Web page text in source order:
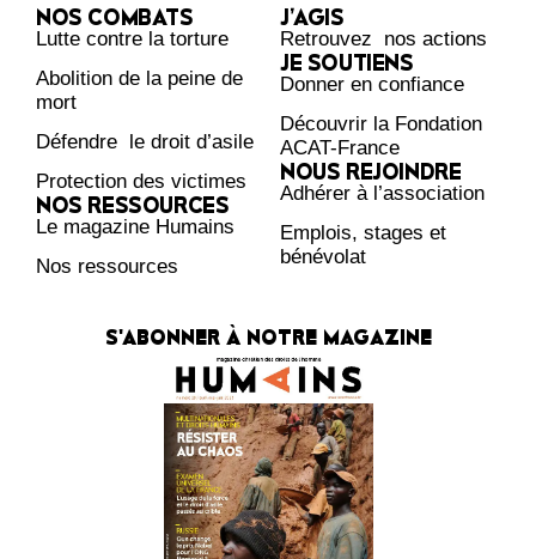
NOS COMBATS
Lutte contre la torture
Abolition de la peine de
mort
Défendre le droit d’asile
Protection des victimes
NOS RESSOURCES
Le magazine Humains
Nos ressources
J’AGIS
Retrouvez nos actions
JE SOUTIENS
Donner en confiance
Découvrir la Fondation
ACAT-France
NOUS REJOINDRE
Adhérer à l’association
Emplois, stages et
bénévolat
S'ABONNER À NOTRE MAGAZINE